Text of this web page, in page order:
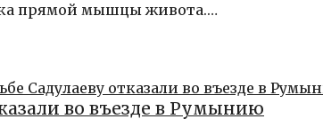
прямой мышцы живота.…
во въезде в Румынию